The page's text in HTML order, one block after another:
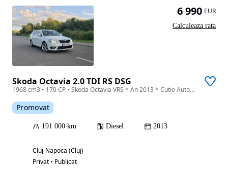
Skoda Octavia 2.0 TDI RS DSG
1968 cm3 • 170 CP • Skoda Octavia VRS * An 2013 * Cutie Automată DSG
Promovat
191 000 km Diesel 2013
Cluj-Napoca (Cluj)
Privat • Publicat
6 990 EUR
Calculeaza rata